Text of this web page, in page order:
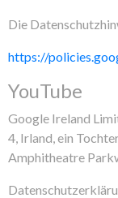
Die
https://
YouTube
Google Ireland
4, Irland, ein
Amphitheatre